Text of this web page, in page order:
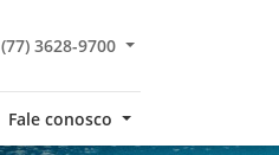
(77) 3628-9700
Fale conosco